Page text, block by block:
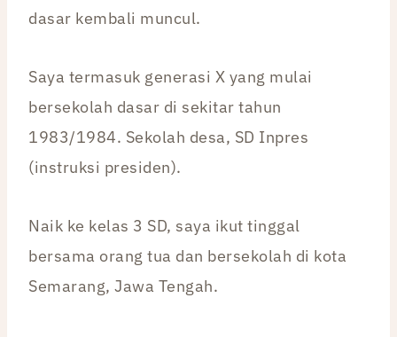
dasar kembali muncul.
Saya termasuk generasi X yang mulai
bersekolah dasar di sekitar tahun
1983/1984. Sekolah desa, SD Inpres
(instruksi presiden).
Naik ke kelas 3 SD, saya ikut tinggal
bersama orang tua dan bersekolah di kota
Semarang, Jawa Tengah.